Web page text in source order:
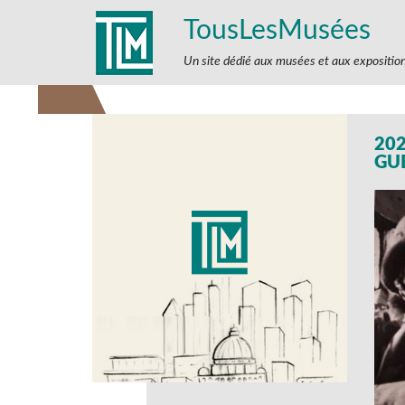
TousLesMusées
Un site dédié aux musées et aux